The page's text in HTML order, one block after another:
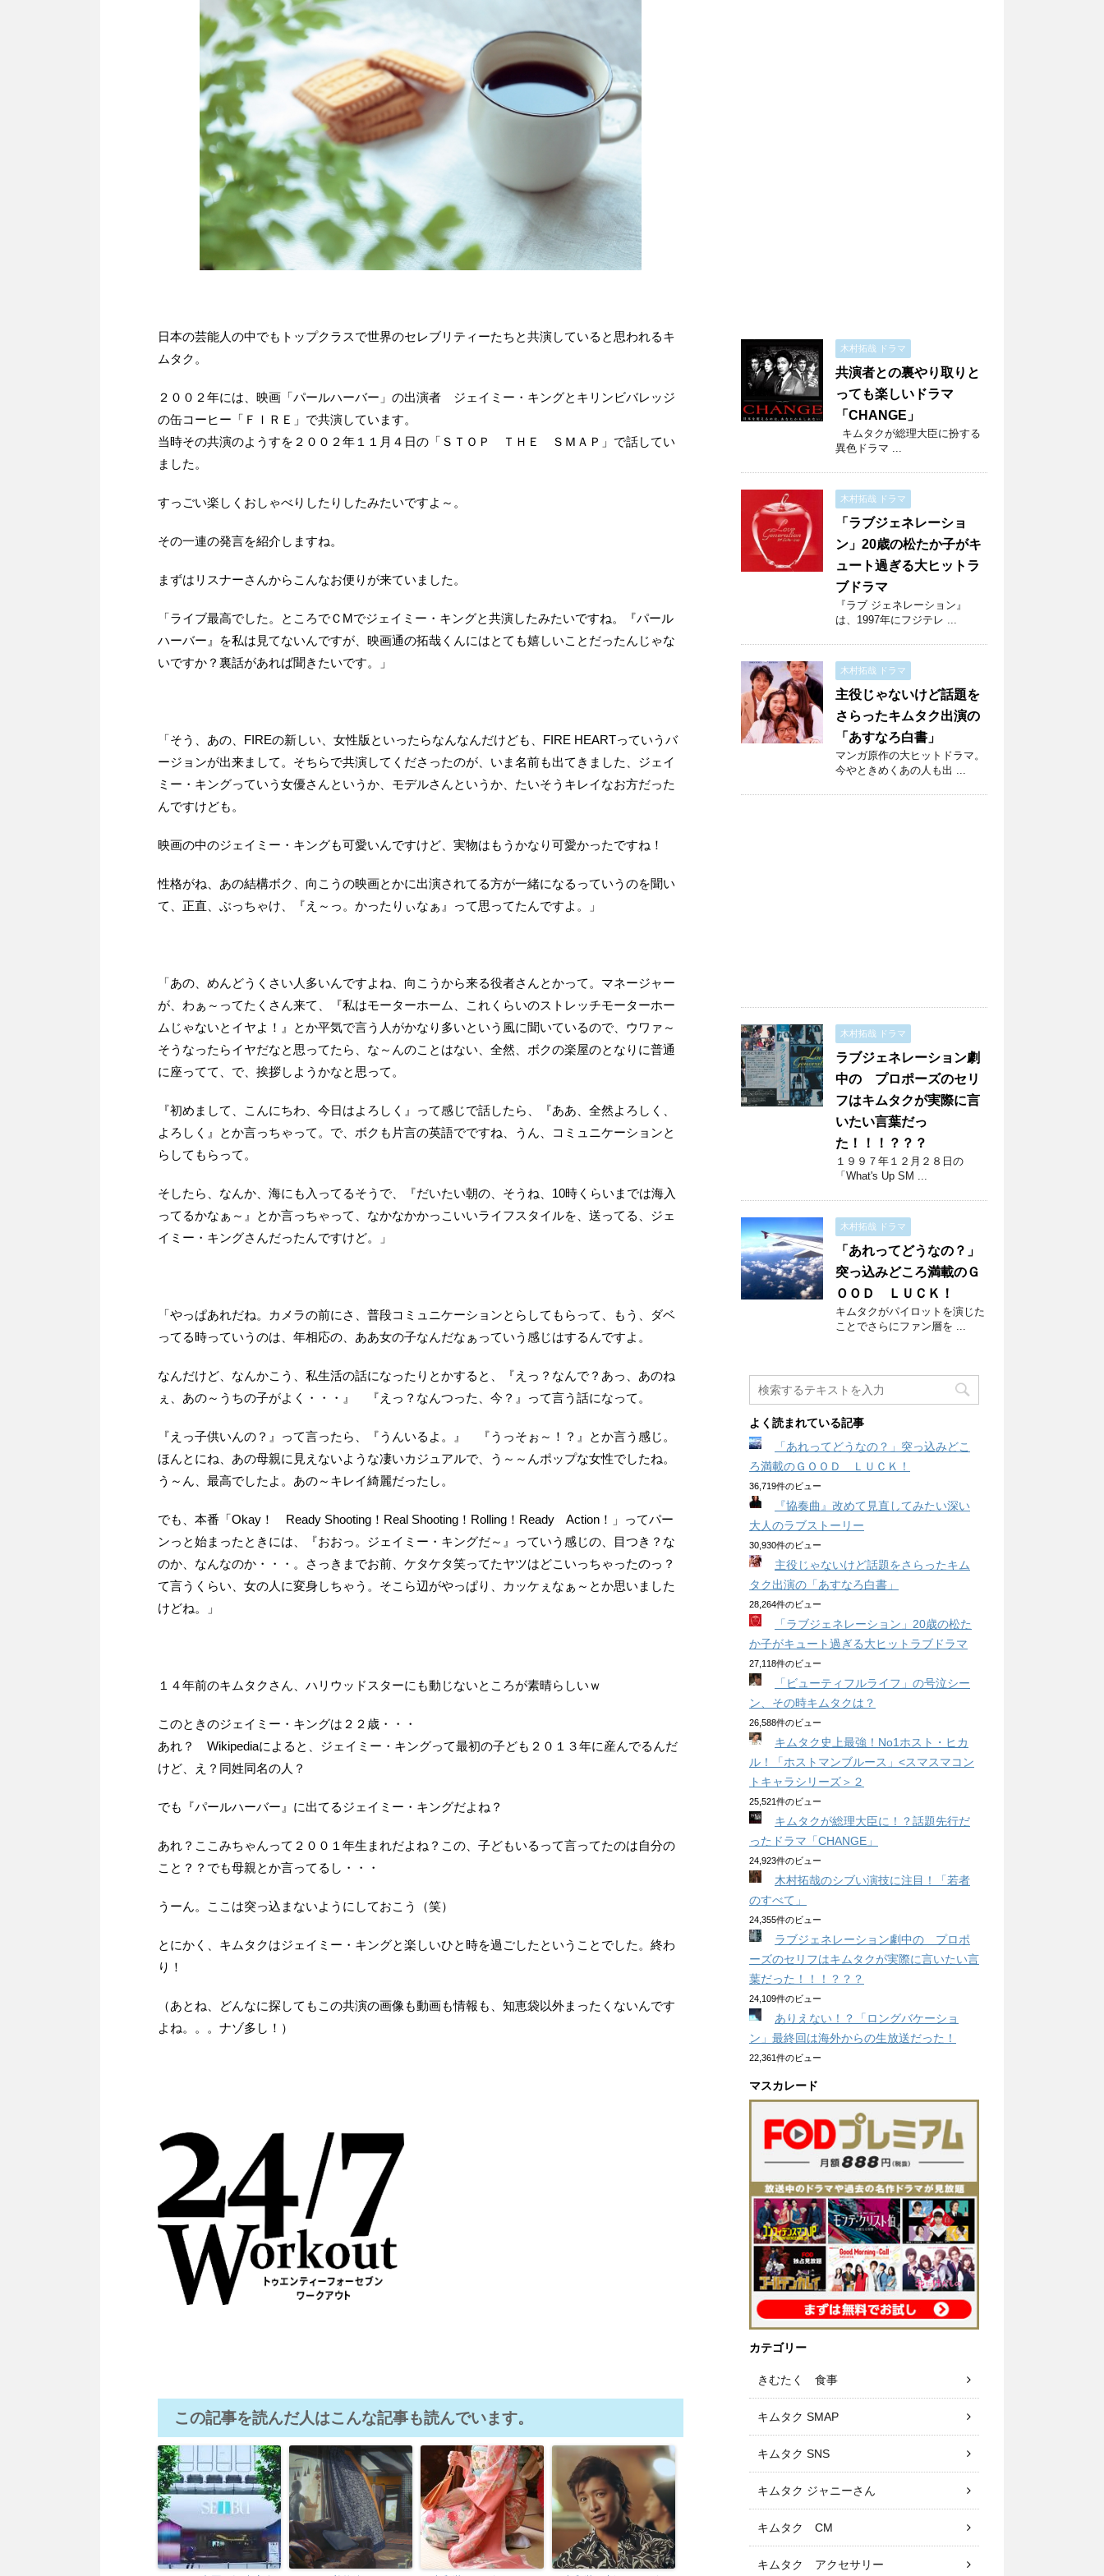
日本の芸能人の中でもトップクラスで世界のセレブリティーたちと共演していると思われるキ
ムタク。
２００２年には、映画「パールハーバー」の出演者 ジェイミー・キングとキリンビバレッジ
の缶コーヒー「ＦＩＲＥ」で共演しています。
当時その共演のようすを２００２年１１月４日の「ＳＴＯＰ ＴＨＥ ＳＭＡＰ」で話してい
ました。
すっごい楽しくおしゃべりしたりしたみたいですよ～。
その一連の発言を紹介しますね。
まずはリスナーさんからこんなお便りが来ていました。
「ライブ最高でした。ところでＣMでジェイミー・キングと共演したみたいですね。『パール
ハーバー』を私は見てないんですが、映画通の拓哉くんにはとても嬉しいことだったんじゃな
いですか？裏話があれば聞きたいです。」
「そう、あの、FIREの新しい、女性版といったらなんなんだけども、FIRE HEARTっていうバ
ージョンが出来まして。そちらで共演してくださったのが、いま名前も出てきました、ジェイ
ミー・キングっていう女優さんというか、モデルさんというか、たいそうキレイなお方だった
んですけども。
映画の中のジェイミー・キングも可愛いんですけど、実物はもうかなり可愛かったですね！
性格がね、あの結構ボク、向こうの映画とかに出演されてる方が一緒になるっていうのを聞い
て、正直、ぶっちゃけ、『え～っ。かったりぃなぁ』って思ってたんですよ。」
「あの、めんどうくさい人多いんですよね、向こうから来る役者さんとかって。マネージャー
が、わぁ～ってたくさん来て、『私はモーターホーム、これくらいのストレッチモーターホー
ムじゃないとイヤよ！』とか平気で言う人がかなり多いという風に聞いているので、ウワァ～
そうなったらイヤだなと思ってたら、な～んのことはない、全然、ボクの楽屋のとなりに普通
に座ってて、で、挨拶しようかなと思って。
『初めまして、こんにちわ、今日はよろしく』って感じで話したら、『ああ、全然よろしく、
よろしく』とか言っちゃって。で、ボクも片言の英語でですね、うん、コミュニケーションと
らしてもらって。
そしたら、なんか、海にも入ってるそうで、『だいたい朝の、そうね、10時くらいまでは海入
ってるかなぁ～』とか言っちゃって、なかなかかっこいいライフスタイルを、送ってる、ジェ
イミー・キングさんだったんですけど。」
「やっぱあれだね。カメラの前にさ、普段コミュニケーションとらしてもらって、もう、ダベ
ってる時っていうのは、年相応の、ああ女の子なんだなぁっていう感じはするんですよ。
なんだけど、なんかこう、私生活の話になったりとかすると、『えっ？なんで？あっ、あのね
ぇ、あの～うちの子がよく・・・』 『えっ？なんつった、今？』って言う話になって。
『えっ子供いんの？』って言ったら、『うんいるよ。』 『うっそぉ～！？』とか言う感じ。
ほんとにね、あの母親に見えないような凄いカジュアルで、う～～んポップな女性でしたね。
う～ん、最高でしたよ。あの～キレイ綺麗だったし。
でも、本番「Okay！ Ready Shooting！Real Shooting！Rolling！Ready Action！」ってパー
ンっと始まったときには、『おおっ。ジェイミー・キングだ～』っていう感じの、目つき？な
のか、なんなのか・・・。さっきまでお前、ケタケタ笑ってたヤツはどこいっちゃったのっ？
て言うくらい、女の人に変身しちゃう。そこら辺がやっぱり、カッケぇなぁ～とか思いました
けどね。」
１４年前のキムタクさん、ハリウッドスターにも動じないところが素晴らしいｗ
このときのジェイミー・キングは２２歳・・・
あれ？ Wikipediaによると、ジェイミー・キングって最初の子ども２０１３年に産んでるんだ
けど、え？同姓同名の人？
でも『パールハーバー』に出てるジェイミー・キングだよね？
あれ？ここみちゃんって２００１年生まれだよね？この、子どもいるって言ってたのは自分の
こと？？でも母親とか言ってるし・・・
うーん。ここは突っ込まないようにしておこう（笑）
とにかく、キムタクはジェイミー・キングと楽しいひと時を過ごしたということでした。終わ
り！
（あとね、どんなに探してもこの共演の画像も動画も情報も、知恵袋以外まったくないんです
よね。。。ナゾ多し！）
この記事を読んだ人はこんな記事も読んでいます。
木村拓哉 ドラマ
共演者との裏やり取りと
っても楽しいドラマ
「CHANGE」
キムタクが総理大臣に扮する
異色ドラマ ...
木村拓哉 ドラマ
「ラブジェネレーショ
ン」20歳の松たか子がキ
ュート過ぎる大ヒットラ
ブドラマ
『ラブ ジェネレーション』
は、1997年にフジテレ ...
木村拓哉 ドラマ
主役じゃないけど話題を
さらったキムタク出演の
「あすなろ白書」
マンガ原作の大ヒットドラマ。
今やときめくあの人も出 ...
木村拓哉 ドラマ
ラブジェネレーション劇
中の プロポーズのセリ
フはキムタクが実際に言
いたい言葉だっ
た！！！？？？
１９９７年１２月２８日の
「What's Up SM ...
木村拓哉 ドラマ
「あれってどうなの？」
突っ込みどころ満載のＧ
ＯＯＤ ＬＵＣＫ！
キムタクがパイロットを演じた
ことでさらにファン層を ...
よく読まれている記事
「あれってどうなの？」突っ込みどこ
ろ満載のＧＯＯＤ ＬＵＣＫ！
36,719件のビュー
『協奏曲』改めて見直してみたい深い
大人のラブストーリー
30,930件のビュー
主役じゃないけど話題をさらったキム
タク出演の「あすなろ白書」
28,264件のビュー
「ラブジェネレーション」20歳の松た
か子がキュート過ぎる大ヒットラブドラマ
27,118件のビュー
「ビューティフルライフ」の号泣シー
ン、その時キムタクは？
26,588件のビュー
キムタク史上最強！No1ホスト・ヒカ
ル！「ホストマンブルース」<スマスマコン
トキャラシリーズ＞２
25,521件のビュー
キムタクが総理大臣に！？話題先行だ
ったドラマ「CHANGE」
24,923件のビュー
木村拓哉のシブい演技に注目！「若者
のすべて」
24,355件のビュー
ラブジェネレーション劇中の プロポ
ーズのセリフはキムタクが実際に言いたい言
葉だった！！！？？？
24,109件のビュー
ありえない！？「ロングバケーショ
ン」最終回は海外からの生放送だった！
22,361件のビュー
マスカレード
カテゴリー
きむたく 食事
キムタク SMAP
キムタク SNS
キムタク ジャニーさん
キムタク CM
キムタク アクセサリー